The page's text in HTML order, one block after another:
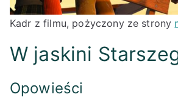
Kadr z filmu, pożyczony ze strony
W jaskini
Opowieści